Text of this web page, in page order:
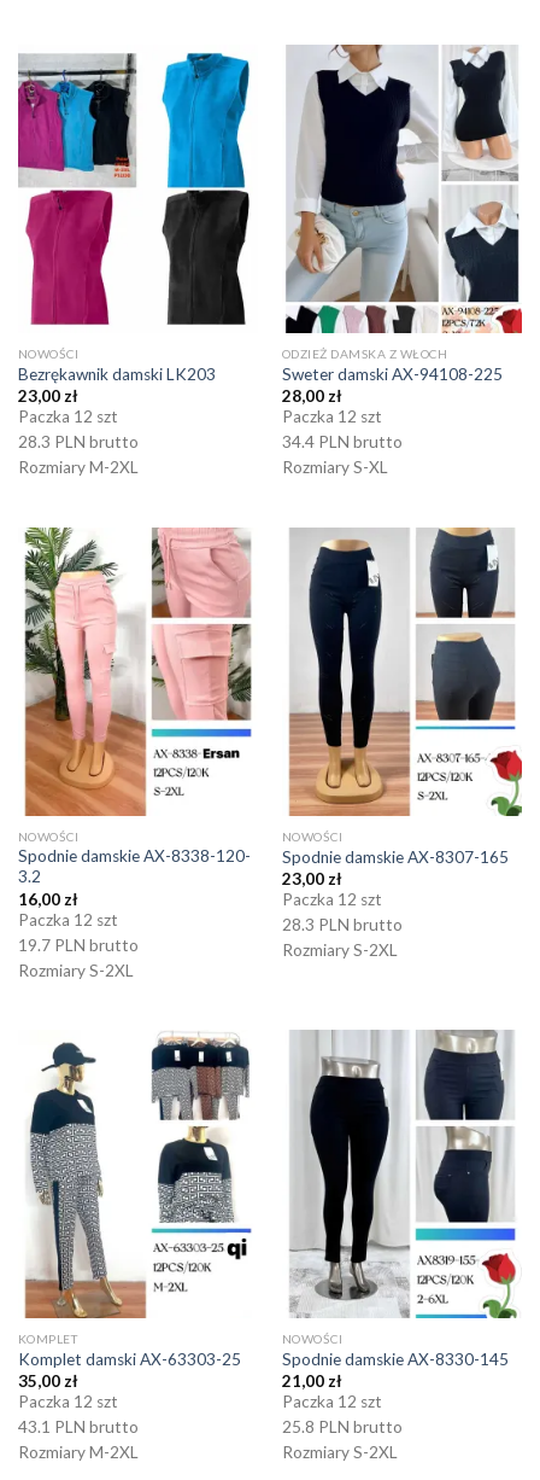
NOWOŚCI
Bezrękawnik damski LK203
23,00zł
Paczka 12 szt
28.3 PLN brutto
Rozmiary M-2XL
ODZIEŻ DAMSKA Z WŁOCH
Sweter damski AX-94108-225
28,00zł
Paczka 12 szt
34.4 PLN brutto
Rozmiary S-XL
NOWOŚCI
Spodnie damskie AX-8338-120-
3.2
16,00 zł
Paczka 12 szt
19.7 PLN brutto
Rozmiary S-2XL
NOWOŚCI
Spodnie damskie AX-8307-165
23,00zł
Paczka 12 szt
28.3 PLN brutto
Rozmiary S-2XL
KOMPLET
Komplet damski AX-63303-25
35,00zł
Paczka 12 szt
43.1 PLN brutto
Rozmiary M-2XL
NOWOŚCI
Spodnie damskie AX-8330-145
21,00zł
Paczka 12 szt
25.8 PLN brutto
Rozmiary S-2XL